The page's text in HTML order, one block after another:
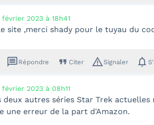
février 2023 à 18h41
site ,merci shady pour le tuyau du
message Répondre format_quote Citer warning_amberSignaler notifications
février 2023 à 08h11
deux autres séries Star Trek
une erreur de la part d'Amazon.